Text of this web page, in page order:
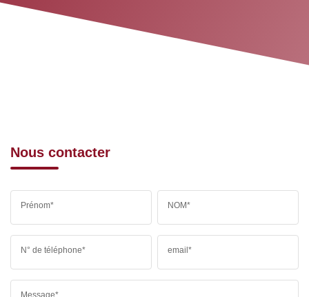
Nous contacter
Prénom* NOM*
N° de téléphone* email*
Message*